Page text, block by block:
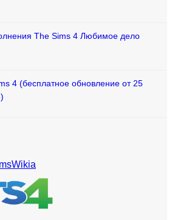
The Sims 4 Любимое дело
4 (бесплатное обновление от 25